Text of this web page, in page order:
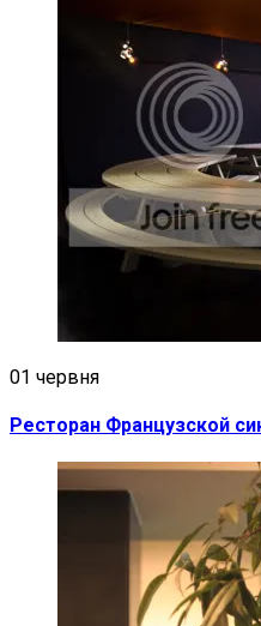
01 червня
Ресторан Французской